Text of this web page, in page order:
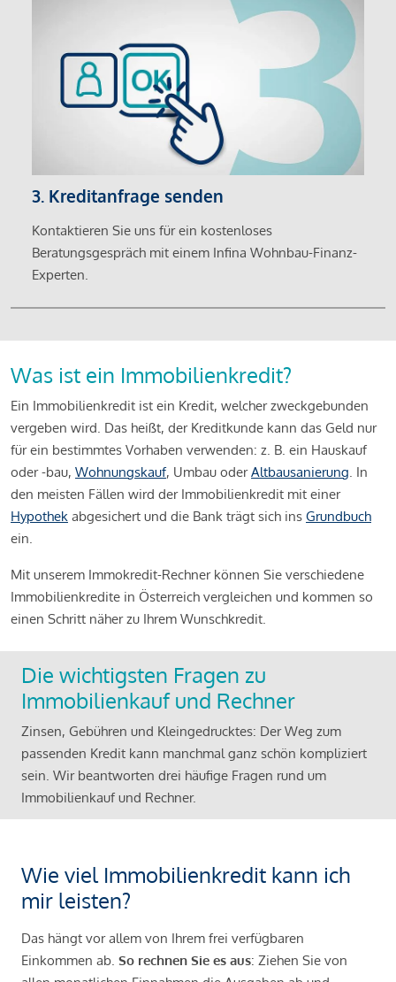
3. Kreditanfrage senden
Kontaktieren Sie uns für ein kostenloses
Beratungsgespräch mit einem Infina Wohnbau-Finanz-
Experten.
Was ist ein Immobilienkredit?
Ein Immobilienkredit ist ein Kredit, welcher zweckgebunden
vergeben wird. Das heißt, der Kreditkunde kann das Geld nur
für ein bestimmtes Vorhaben verwenden: z. B. ein Hauskauf
oder -bau, Wohnungskauf, Umbau oderAltbausanierung. In
den meisten Fällen wird der Immobilienkredit mit einer
Hypothek abgesichert und die Bank trägt sich ins Grundbuch
ein.
Mit unserem Immokredit-Rechner können Sie verschiedene
Immobilienkredite in Österreich vergleichen und kommen so
einen Schritt näher zu Ihrem Wunschkredit.
Die wichtigsten Fragen zu
Immobilienkauf und Rechner
Zinsen, Gebühren und Kleingedrucktes: Der Weg zum
passenden Kredit kann manchmal ganz schön kompliziert
sein. Wir beantworten drei häufige Fragen rund um
Immobilienkauf und Rechner.
Wie viel Immobilienkredit kann ich
mir leisten?
Das hängt vor allem von Ihrem frei verfügbaren
Einkommen ab. So rechnen Sie es aus: Ziehen Sie von